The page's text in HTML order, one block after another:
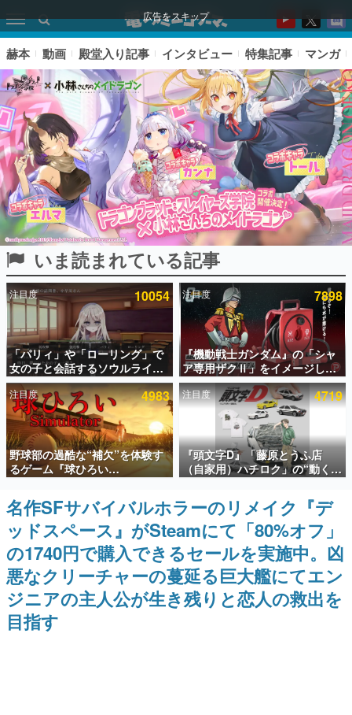
広告をスキップ
ピックアップ
電ファミのいま読まれている記事ランキング
アプリセール情報
インタビュー
連載・特集一覧
殿堂入り記事
SNS拡散数が数千以上！ ページビュー数万以上！ などな
ど。多くの人々に読まれた、電ファミ渾身の“殿堂入り”記
事をまとめました。
ゲームの企画書
名作ゲームクリエイターの方々に製作時のエピソードをお
聞きし、ヒットする企画（ゲーム）とは何か？を探ってい
きます。
赫本
この物語を解いてはいけない。『赫本』は、〈試験問題〉
の形をした短編ホラー小説集です。
赫本 動画 殿堂入り記事 インタビュー 特集記事 マンガ
いま読まれている記事
注目度 10054
「パリィ」や「ローリング」で
女の子と会話するソウルライク
恋愛ゲーム『小早川さんはソウ
ルライク』無料公開。返事に失
敗すると「YOU DIED」
注目度 7898
『機動戦士ガンダム』の「シャ
ア専用ザクⅡ」をイメージした
散水ホースリールが予約開始。
本体にはシャアのパーソナルマ
ークやジオン公国軍のエンブレ
ム、型式番号などを配置
注目度 4983
野球部の過酷な“補欠”を体験す
るゲーム『球ひろい
Simulator』が「1件」のウィッ
シュリストをもとにチェコ語に
対応しSNSで話題に。『キング
ダム・カム』開発元やチェコの
プロ野球選手から称賛の声
注目度 4719
『頭文字D』「藤原とうふ店
（自家用）ハチロク」の“動くテ
ィッシュケース”が買えるポップ
アップショップが開催へ。マン
ガの舞台である群馬の「イオン
モール高崎」にて、8月11日か
ら8月20日までの期間限定で開
催予定
名作SFサバイバルホラーのリメイク『デ
ッドスペース』がSteamにて「80%オフ」
の1740円で購入できるセールを実施中。凶
悪なクリーチャーの蔓延る巨大艦にてエン
ジニアの主人公が生き残りと恋人の救出を
目指す